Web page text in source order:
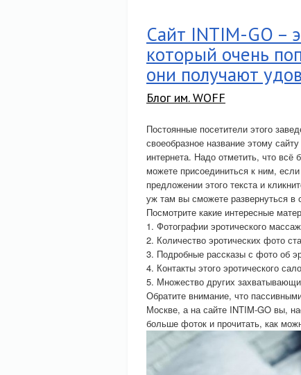
Сайт INTIM-GO –
который очень
они получают
Блог им. WOFF
Постоянные посетители этого
своеобразное название этому
интернета. Надо отметить, что
можете присоединиться к ним,
предложении этого текста и
уж там вы сможете развернуться
Посмотрите какие интересные
1. Фотографии эротического
2. Количество эротических фото
3. Подробные рассказы с фото об
4. Контакты этого эротического
5. Множество других
Обратите внимание, что
Москве, а на сайте INTIM-GO вы,
больше фоток и прочитать, как